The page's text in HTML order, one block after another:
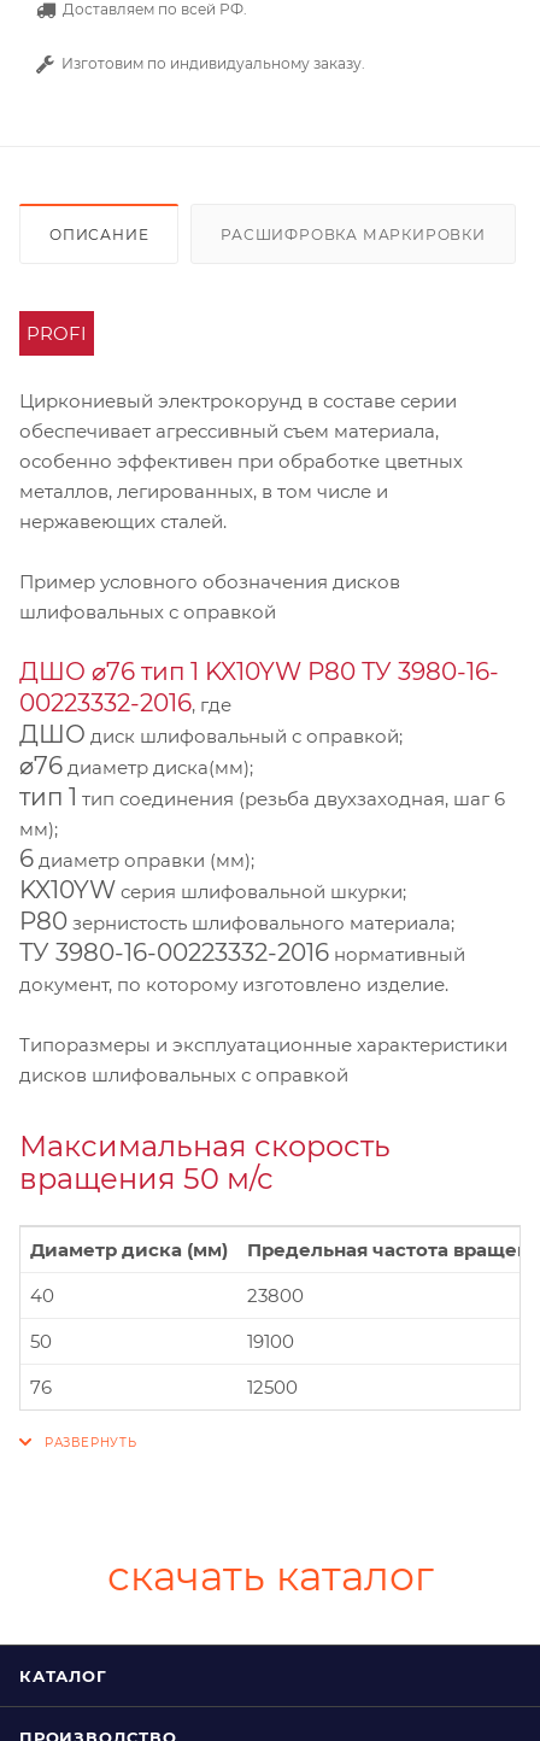
Доставляем по всей РФ.
Изготовим по индивидуальному заказу.
ОПИСАНИЕ РАСШИФРОВКА МАРКИРОВКИ
PROFI
Циркониевый электрокорунд в составе серии
обеспечивает агрессивный съем материала,
особенно эффективен при обработке цветных
металлов, легированных, в том числе и
нержавеющих сталей.
Пример условного обозначения дисков
шлифовальных с оправкой
ДШО ⌀76 тип 1 KX10YW Р80 ТУ 3980-16-
00223332-2016, где
ДШО диск шлифовальный с оправкой;
⌀76 диаметр диска(мм);
тип 1 тип соединения (резьба двухзаходная, шаг 6
мм);
6 диаметр оправки (мм);
KX10YW серия шлифовальной шкурки;
P80 зернистость шлифовального материала;
ТУ 3980-16-00223332-2016 нормативный
документ, по которому изготовлено изделие.
Типоразмеры и эксплуатационные характеристики
дисков шлифовальных с оправкой
Максимальная скорость
вращения 50 м/с
Диаметр диска (мм)
Предельная частота
40
23800
50
19100
76
12500
скачать каталог
КАТАЛОГ